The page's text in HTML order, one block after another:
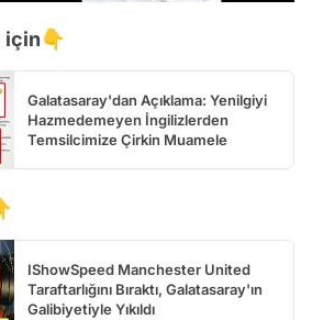
için👇
Galatasaray'dan Açıklama: Yenilgiyi
Hazmedemeyen İngilizlerden
Temsilcimize Çirkin Muamele
IShowSpeed Manchester United
Taraftarlığını Bıraktı, Galatasaray'ın
Galibiyetiyle Yıkıldı